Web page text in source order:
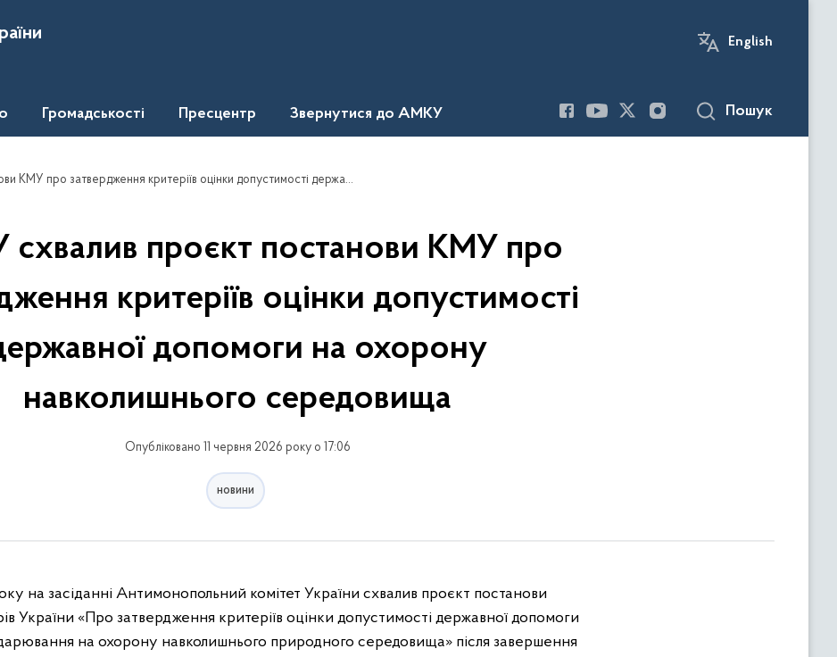
English
Громадськості Пресцентр Звернутися до АМКУ Пошук
критеріїв оцінки допустимості державної допомоги на охорону навколишнього середовища
проєкт постанови КМУ про
критеріїв оцінки допустимості
допомоги на охорону
навколишнього середовища
Опубліковано 11 червня 2026 року о 17:06
новини
на засіданні Антимонопольний комітет України схвалив проєкт постанови
України «Про затвердження критеріїв оцінки допустимості державної допомоги
на охорону навколишнього природного середовища» після завершення